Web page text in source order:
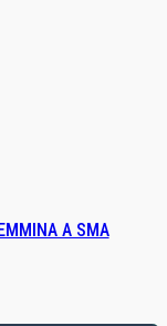
A SMA